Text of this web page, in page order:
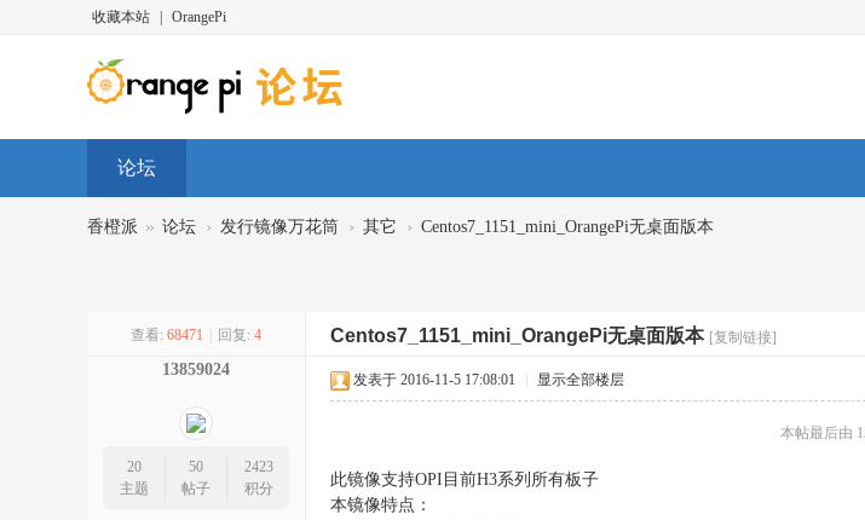
收藏本站 OrangePi
论坛
香橙派 » 论坛 › 发行镜像万花筒 › 其它 › Centos7_1151_mini_OrangePi无桌面版本
查看: 68471 回复: 4 Centos7_1151_mini_OrangePi无桌面版本 [复制链接]
13859024
20
主题
50
帖子
2423
积分
发表于 2016-11-5 17:08:01 显示全部楼层
本帖最后由
此镜像支持OPI目前H3系列所有板子
本镜像特点：